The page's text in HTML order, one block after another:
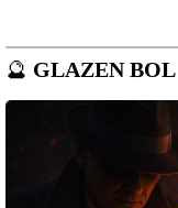
🔮 GLAZEN BOL